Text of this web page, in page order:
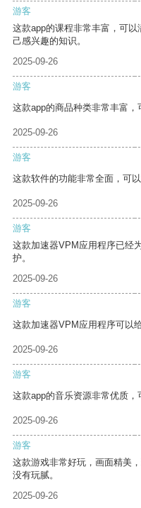
游客
这款app的课程非常丰富，可
己感兴趣的知识。
2025-09-26
游客
这款app的商品种类非常丰富，
2025-09-26
游客
这款软件的功能非常全面，可以
2025-09-26
游客
这款加速器VPM应用程序已经
护。
2025-09-26
游客
这款加速器VPM应用程序可以
2025-09-26
游客
这款app的音乐资源非常优质，
2025-09-26
游客
这款游戏非常好玩，画面精美
没有玩腻。
2025-09-26